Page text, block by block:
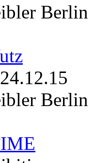
Berlin
24.12.15
Berlin